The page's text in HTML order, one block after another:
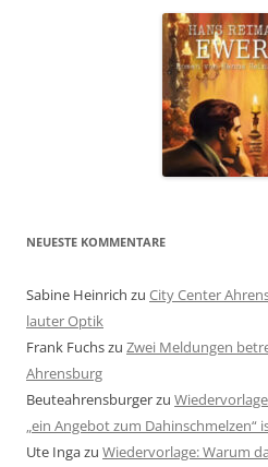
NEUESTE KOMMENTARE
Sabine Heinrich zu City Center
lauter Optik
Frank Fuchszu Zwei Meldungen
Ahrensburg
Beuteahrensburgerzu
„ein Angebot zum Dahinschmelzen“
Ute Ingazu Wiedervorlage: Warum